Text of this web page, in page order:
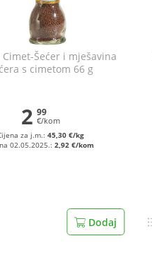
Cimet-Šećer i mješavina
s cimetom 66 g
2 99
€/kom
za j.m.: 45,30 €/kg
02.05.2025.:2,92 €/kom
Dodaj